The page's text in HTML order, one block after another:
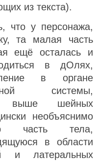
из текста).
что у персонажа,
та малая часть
ещё осталась и
в дОлях,
в органе
системы,
выше шейных
необъяснимо
часть тела,
в области
и латеральных